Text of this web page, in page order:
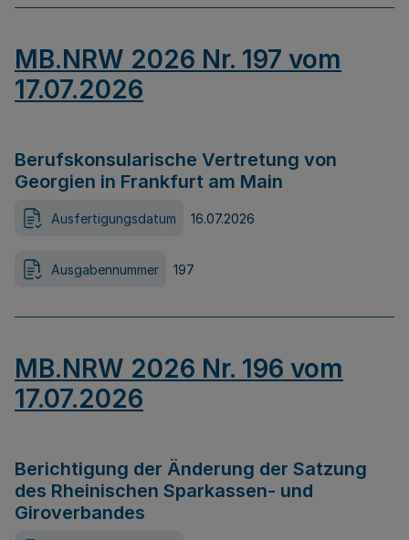
MB.NRW 2026 Nr. 197 vom
17.07.2026
Berufskonsularische Vertretung von
Georgien in Frankfurt am Main
Ausfertigungsdatum 16.07.2026
Ausgabennummer 197
MB.NRW 2026 Nr. 196 vom
17.07.2026
Berichtigung der Änderung der Satzung
des Rheinischen Sparkassen- und
Giroverbandes